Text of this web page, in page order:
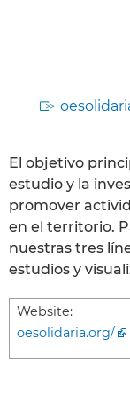
El objetivo
estudio y la
promover
en el territorio.
nuestras tres
estudios y
Website:
oesolidaria.org/